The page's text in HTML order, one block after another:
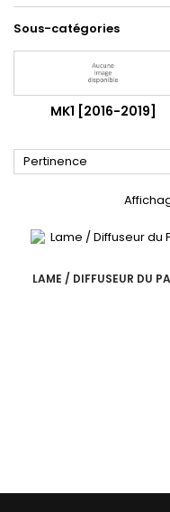
Sous-catégories
MK1 [2016-2019]
Pertinence
LAME / DIFFUSEUR DU